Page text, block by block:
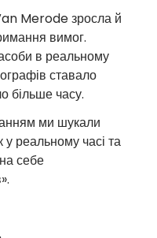
Merode зросла й
вимог.
в реальному
ставало
більше часу.
ми шукали
реальному часі та
себе